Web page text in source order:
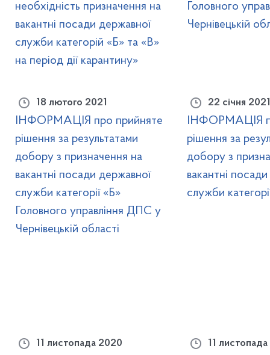
необхідність призначення на
вакантні посади державної
служби категорій «Б» та «В»
на період дії карантину»
Головного
Чернівецькій
18 лютого 2021
ІНФОРМАЦІЯ про прийняте
рішення за результатами
добору з призначення на
вакантні посади державної
служби категорії «Б»
Головного управління ДПС у
Чернівецькій області
22 січня 2021
ІНФОРМАЦІЯ
рішення за
добору з
вакантні
служби
11 листопада 2020 11